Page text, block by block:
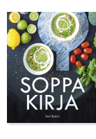
Lue lisää